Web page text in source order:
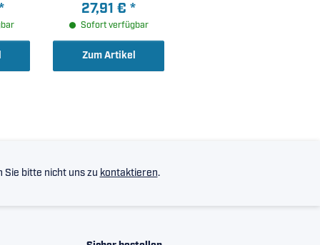
60x110x22mm )
27,91 € *
Sofort verfügbar
Zum Artikel
bitte nicht uns zu kontaktieren.